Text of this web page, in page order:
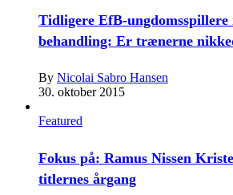
Tidligere EfB-
behandling: Er trænerne
By Nicolai Sabro Hansen
30. oktober 2015
Featured
Fokus på: Ramus Nissen
titlernes årgang